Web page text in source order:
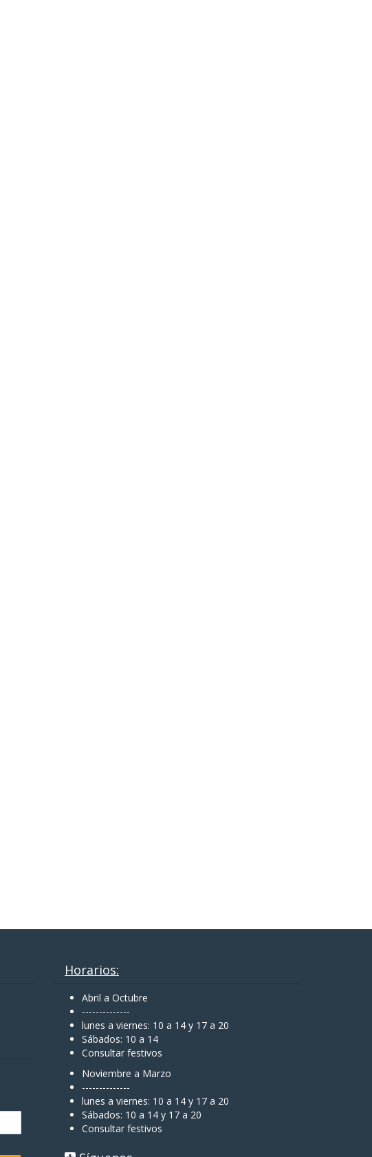
Horarios:
Abril a Octubre
--------------
lunes a viernes: 10 a 14 y 17 a 20
Sábados: 10 a 14
Consultar festivos
Noviembre a Marzo
--------------
lunes a viernes: 10 a 14 y 17 a 20
Sábados: 10 a 14 y 17 a 20
Consultar festivos